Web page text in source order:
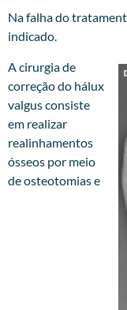
Na falha do
indicado.
A cirurgia de
correção do hálux
valgus consiste
em realizar
realinhamentos
ósseos por meio
de osteotomias e